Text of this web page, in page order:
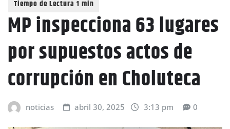
MP inspecciona 63 lugares
por supuestos actos de
corrupción en Choluteca
noticias abril 30, 2025 3:13 pm 0